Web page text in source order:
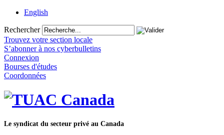
English
Rechercher
Trouvez votre section locale
S’abonner à nos cyberbulletins
Connexion
Bourses d'études
Coordonnées
Le syndicat du secteur privé au Canada